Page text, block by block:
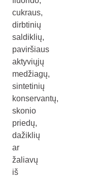
cukraus,
dirbtinių
saldiklių,
paviršiaus
aktyviųjų
medžiagų,
sintetinių
konservantų,
skonio
priedų,
dažiklių
ar
žaliavų
iš